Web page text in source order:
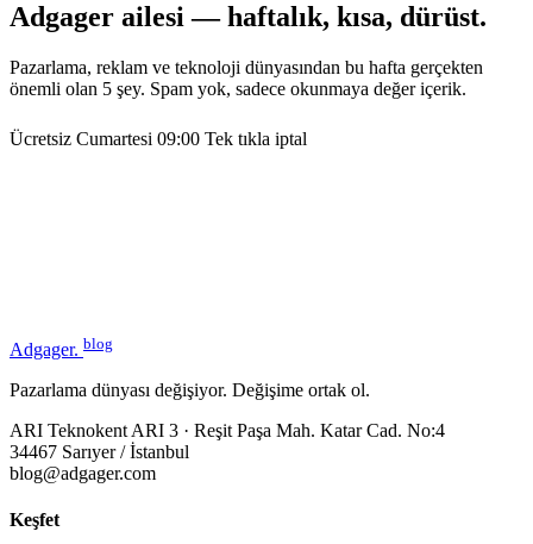
Adgager ailesi — haftalık, kısa, dürüst.
Pazarlama, reklam ve teknoloji dünyasından bu hafta gerçekten
önemli olan 5 şey. Spam yok, sadece okunmaya değer içerik.
Ücretsiz Cumartesi 09:00 Tek tıkla iptal
Adgager. blog
Pazarlama dünyası değişiyor. Değişime ortak ol.
ARI Teknokent ARI 3 · Reşit Paşa Mah. Katar Cad. No:4
34467 Sarıyer / İstanbul
blog@adgager.com
Keşfet